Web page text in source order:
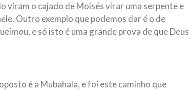
viram o cajado de Moisés virar uma serpente e
Outro exemplo que podemos dar é o de
e só isto é uma grande prova de que Deus
é a Mubahala, e foi este caminho que